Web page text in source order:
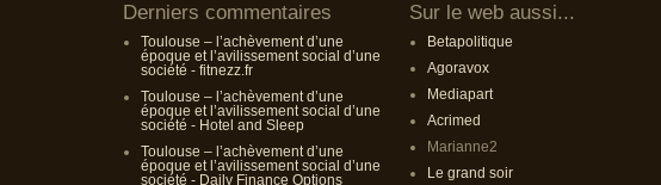
Derniers commentaires
Toulouse – l’achèvement d’une
époque et l’avilissement social d’une
société - fitnezz.fr
Toulouse – l’achèvement d’une
époque et l’avilissement social d’une
société - Hotel and Sleep
Toulouse – l’achèvement d’une
époque et l’avilissement social d’une
société - Daily Finance Options
Sur le web aussi...
Betapolitique
Agoravox
Mediapart
Acrimed
Marianne2
Le grand soir